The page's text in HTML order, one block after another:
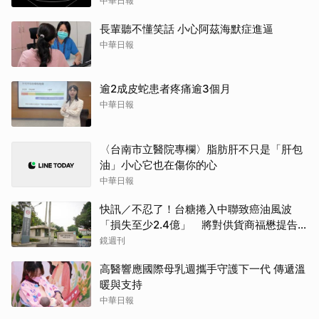
長輩聽不懂笑話 小心阿茲海默症進逼
中華日報
逾2成皮蛇患者疼痛逾3個月
中華日報
〈台南市立醫院專欄〉脂肪肝不只是「肝包
油」小心它也在傷你的心
中華日報
快訊／不忍了！台糖捲入中聯致癌油風波
「損失至少2.4億」 將對供貨商福懋提告
求償
鏡週刊
高醫響應國際母乳週攜手守護下一代 傳遞溫
暖與支持
中華日報